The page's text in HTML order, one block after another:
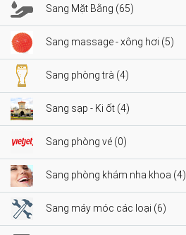
Sang Mặt Bằng (65)
Sang massage - xông hơi (5)
Sang phòng trà (4)
Sang sạp - Ki ốt (4)
Sang phòng vé (0)
Sang phòng khám nha khoa (4)
Sang máy móc các loại (6)